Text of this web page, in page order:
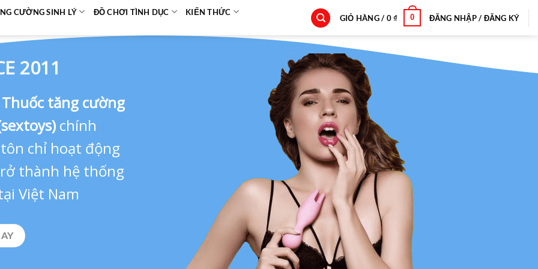
CƯỜNG SINH LÝ ĐỒ CHƠI TÌNH DỤC KIẾN THỨC
GIỎ HÀNG / 0₫ 0 ĐĂNG NHẬP / ĐĂNG KÝ
2011
Thuốc tăng cường
chính
chỉ hoạt động
thành hệ thống
Việt Nam